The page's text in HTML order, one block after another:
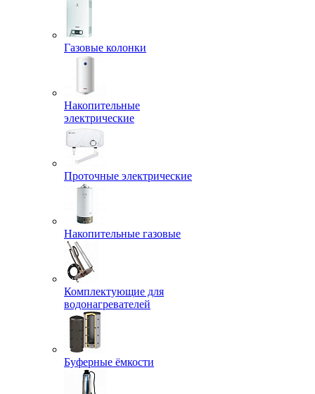
Газовые колонки
Накопительные
электрические
Проточные электрические
Накопительные газовые
Комплектующие для
водонагревателей
Буферные ёмкости